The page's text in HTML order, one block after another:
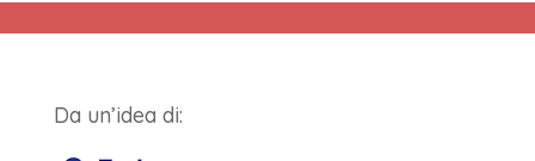
Da un’idea di: